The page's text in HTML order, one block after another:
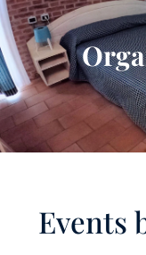
MENU
Blue
Garibaldi
nostri
Events